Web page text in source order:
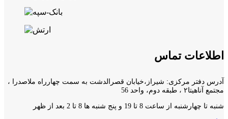
اطلاعات تماس
آدرس دفتر مرکزی: شیراز،خیابان قصرالدشت به سمت چهارراه ملاصدرا ،
مجتمع آناهیتا۲ ، طبقه دوم، واحد 56
شنبه تا چهارشنبه از ساعت 8 تا 19 و پنج شنبه ها 8 تا 2 بعد از ظهر